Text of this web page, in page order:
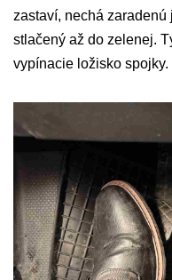
zastaví, nechá zaradenú
stlačený až do zelenej.
vypínacie ložisko spojky.